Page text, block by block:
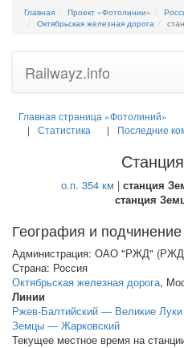
Главная Проект «Фотолинии»
Октябрьская железная дорога
Railwayz.info
Главная страница «Фотолиний»
Статистика
Последние
о.п. 354 км | станция
станция
География и подчинение
Администрация: ОАО "РЖД"
Страна: Россия
Октябрьская железная дорога,
Линии
Ржев-Балтийский — Великие Луки
Земцы — Жарковский
Текущее местное время на